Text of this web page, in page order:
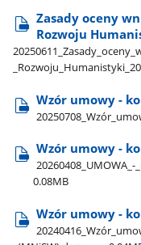
Zasady oceny
Rozwoju
Wzór umowy -
Wzór umowy -
0.08MB
Wzór umowy -